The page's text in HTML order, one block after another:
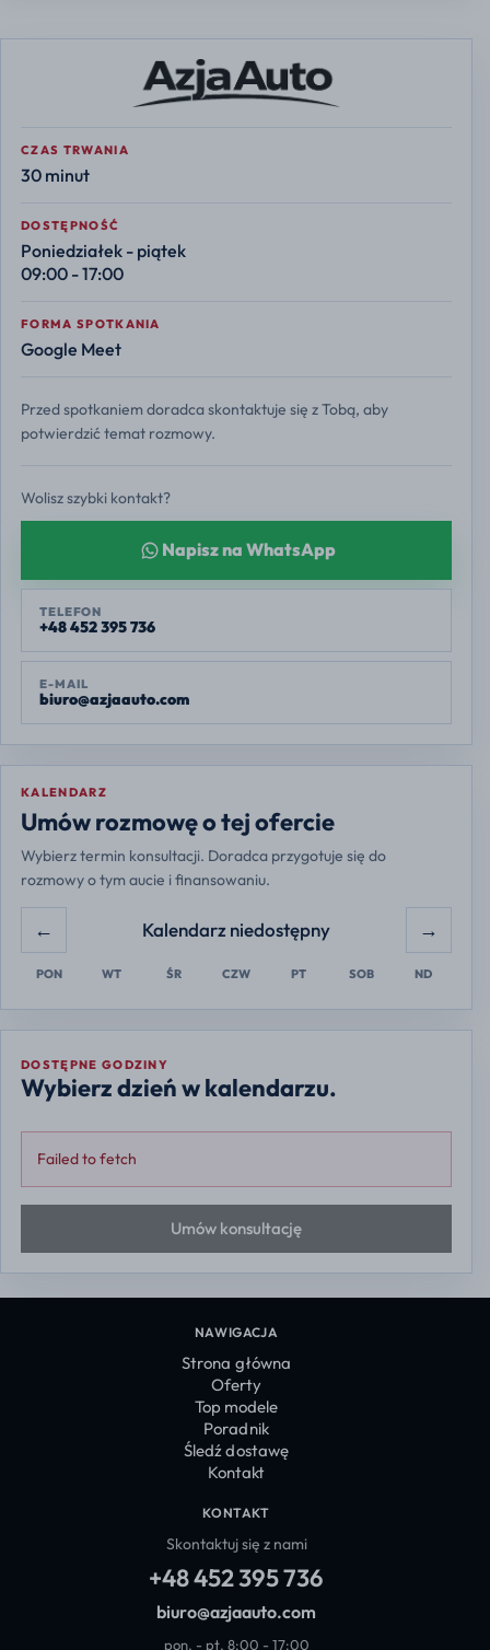
CZAS TRWANIA
30 minut
DOSTĘPNOŚĆ
Poniedziałek - piątek
09:00 - 17:00
FORMA SPOTKANIA
Google Meet
Przed spotkaniem doradca skontaktuje się z Tobą, aby
potwierdzić temat rozmowy.
Wolisz szybki kontakt?
Napisz na WhatsApp
TELEFON
+48 452 395 736
E-MAIL
biuro@azjaauto.com
KALENDARZ
Umów rozmowę o tej ofercie
Wybierz termin konsultacji. Doradca przygotuje się do
rozmowy o tym aucie i finansowaniu.
Europe/Warsaw
← Kalendarz niedostępny →
PON WT ŚR CZW PT SOB ND
DOSTĘPNE GODZINY
Wybierz dzień w kalendarzu.
Failed to fetch
Umów konsultację
NAWIGACJA
Strona główna
Oferty
Top modele
Poradnik
Śledź dostawę
Kontakt
KONTAKT
Skontaktuj się z nami
+48 452 395 736
biuro@azjaauto.com
pon. - pt. 8:00 - 17:00